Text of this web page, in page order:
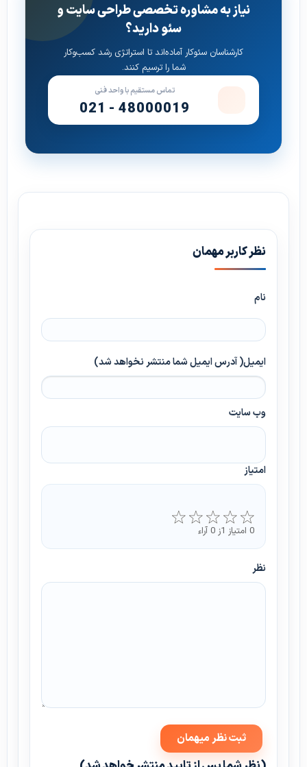
نیاز به مشاوره تخصصی طراحی سایت و
سئو دارید؟
کارشناسان سئوکار آماده‌اند تا استراتژی رشد کسب‌وکار
شما را ترسیم کنند.
تماس مستقیم با واحد فنی
021 - 48000019
نظر کاربر مهمان
نام
ایمیل( آدرس ایمیل شما منتشر نخواهد شد)
وب سایت
امتیاز
0 امتیاز 1ز 0 آراء
نظر